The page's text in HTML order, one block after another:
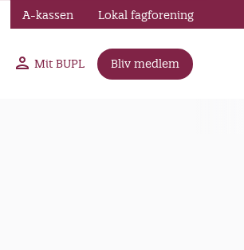
Mit BUPL Bliv medlem
A-kassen Lokal fagforening